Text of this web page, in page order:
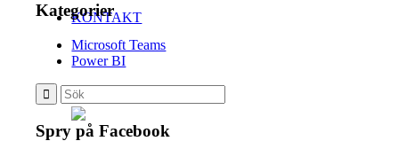
KONTAKT
Kategorier
Microsoft Teams
Power BI
Spry på Facebook